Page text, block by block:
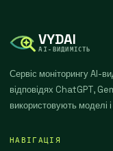
VYDAI
AI-ВИДИМІСТЬ
Сервіс моніторингу AI-
відповідях ChatGPT,
використовують моделі
НАВІГАЦІЯ